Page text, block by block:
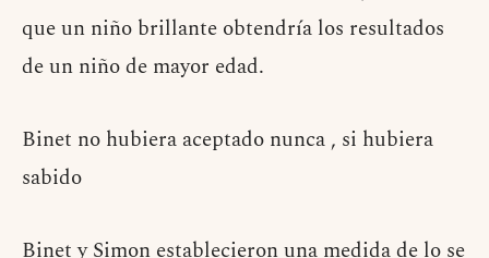
que un niño brillante obtendría los resultados
de un niño de mayor edad.
Binet no hubiera aceptado nunca , si hubiera
sabido
Binet y Simon establecieron una medida de lo se